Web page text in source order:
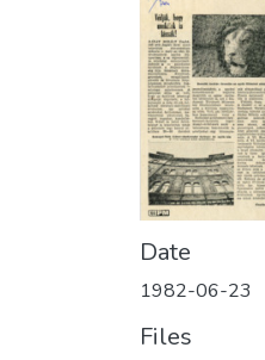
Date
1982-06-23
Files